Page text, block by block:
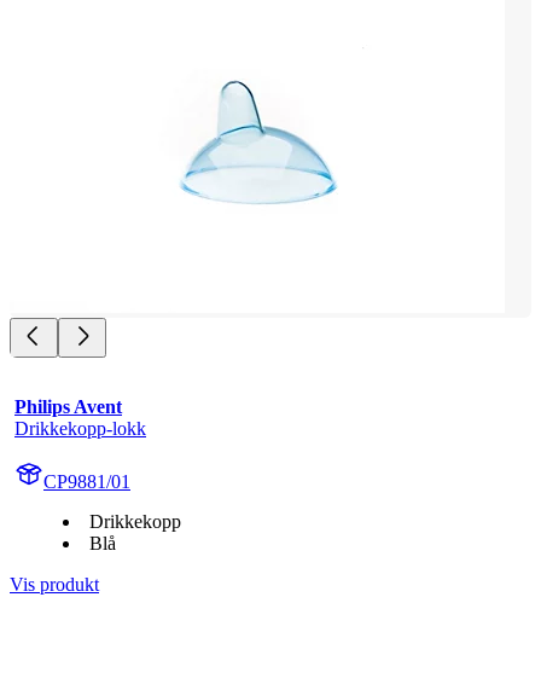
Philips Avent
Drikkekopp-lokk
CP9881/01
Drikkekopp
Blå
Vis produkt